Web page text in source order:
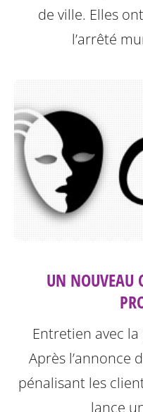
de ville. Elles
l’arrêté
UN NOUVEAU
Entretien avec
Après l’annonce
pénalisant les
lance